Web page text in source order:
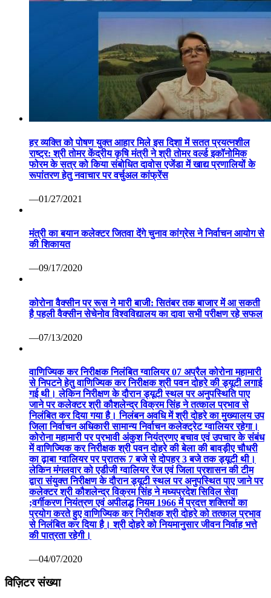
हर व्यक्ति को पोषण युक्त आहार मिले इस दिशा में सतत प्रयत्नशील
राष्ट्र: श्री तोमर केंद्रीय कृषि मंत्री ने श्री तोमर वर्ल्ड इकॉनोमिक
फोरम के सत्र को किया संबोधित दावोस एजेंडा में खाद्य प्रणालियों के
रूपांतरण हेतु नवाचार पर वर्चुअल कांफ्रेंस
—01/27/2021
मंत्री का बयान कलेक्टर जितवा देंगे चुनाव कांग्रेस ने निर्वाचन आयोग से
की शिकायत
—09/17/2020
कोरोना वैक्सीन पर रूस ने मारी बाजी: सितंबर तक बाजार में आ सकती
है पहली वैक्सीन सेचेनोव विश्वविद्यालय का दावा सभी परीक्षण रहे सफल
—07/13/2020
वाणिज्यिक कर निरीक्षक निलंबित ग्वालियर 07 अप्रैल कोरोना महामारी
से निपटने हेतु वाणिज्यिक कर निरीक्षक श्री पवन दोहरे की ड्यूटी लगाई
गई थी। लेकिन निरीक्षण के दौरान ड्यूटी स्थल पर अनुपस्थिति पाए
जाने पर कलेक्टर श्री कौशलेन्द्र विक्रम सिंह ने तत्काल प्रभाव से
निलंबित कर दिया गया है। निलंबन अवधि में श्री दोहरे का मुख्यालय उप
जिला निर्वाचन अधिकारी सामान्य निर्वाचन कलेक्ट्रेट ग्वालियर रहेगा।
कोरोना महामारी पर प्रभावी अंकुश नियंत्रणए बचाव एवं उपचार के संबंध
में वाणिज्यिक कर निरीक्षक श्री पवन दोहरे की बेला की बावड़ीए चौधरी
का ढ़ाबा ग्वालियर पर प्रातरू 7 बजे से दोपहर 3 बजे तक ड्यूटी थी।
लेकिन मंगलवार को एडीजी ग्वालियर रेंज एवं जिला प्रशासन की टीम
द्वारा संयुक्त निरीक्षण के दौरान ड्यूटी स्थल पर अनुपस्थित पाए जाने पर
कलेक्टर श्री कौशलेन्द्र विक्रम सिंह ने मध्यप्रदेश सिविल सेवा
;वर्गीकरण नियंत्रण एवं अपीलद्ध नियम 1966 में प्रदत्त शक्तियों का
प्रयोग करते हुए वाणिज्यिक कर निरीक्षक श्री दोहरे को तत्काल प्रभाव
से निलंबित कर दिया है। श्री दोहरे को नियमानुसार जीवन निर्वाह भत्ते
की पात्रता रहेगी।
—04/07/2020
विज़िटर संख्या